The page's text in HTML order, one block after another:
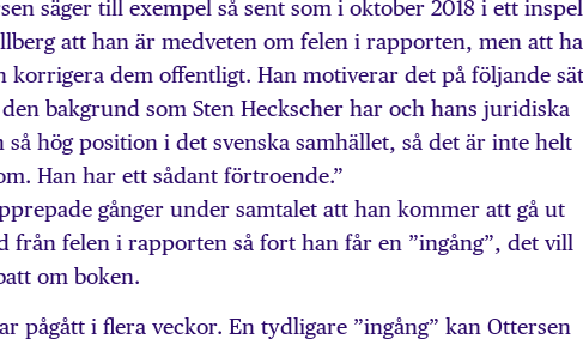
säger till exempel så sent som i oktober 2018 i ett
att han är medveten om felen i rapporten, men att
korrigera dem offentligt. Han motiverar det på följande
bakgrund som Sten Heckscher har och hans juridiska
så hög position i det svenska samhället, så det är inte helt
Han har ett sådant förtroende.”
gånger under samtalet att han kommer att gå ut
från felen i rapporten så fort han får en ”ingång”, det vill
om boken.
pågått i flera veckor. En tydligare ”ingång” kan Ottersen